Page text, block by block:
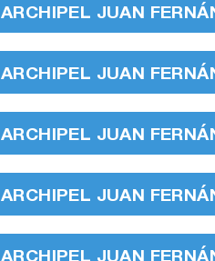
ARCHIPEL JUAN
ARCHIPEL JUAN
ARCHIPEL JUAN
ARCHIPEL JUAN
ARCHIPEL JUAN